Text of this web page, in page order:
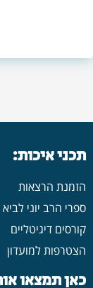
תכני איכות:
הזמנת הרצאות
ספרי הרב יוני לביא
קורסים דיגיטליים
הצטרפות למועדון
כאן תמצאו